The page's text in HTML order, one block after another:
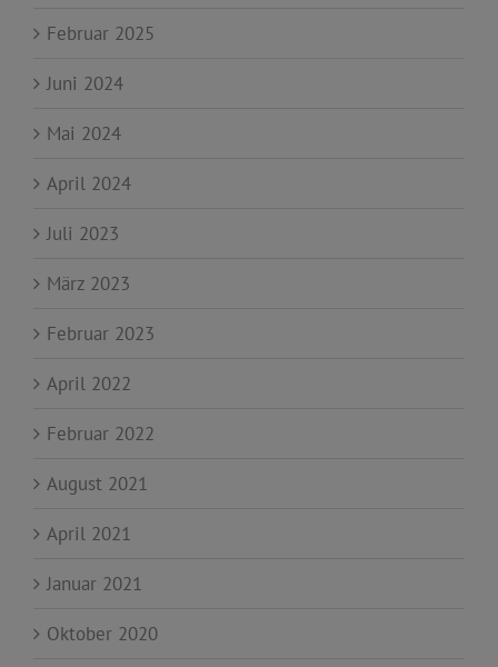
Februar 2025
Juni 2024
Mai 2024
April 2024
Juli 2023
März 2023
Februar 2023
April 2022
Februar 2022
August 2021
April 2021
Januar 2021
Oktober 2020